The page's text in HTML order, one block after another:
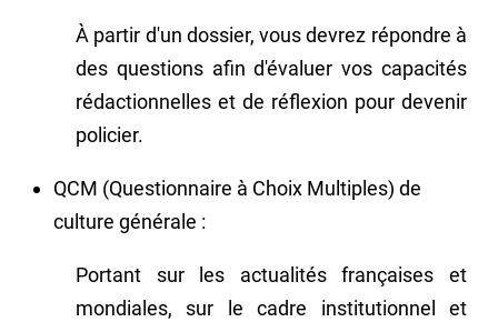
À partir d'un dossier, vous devrez répondre à
des questions afin d'évaluer vos capacités
rédactionnelles et de réflexion pour devenir
policier.
QCM (Questionnaire à Choix Multiples) de
culture générale :
Portant sur les actualités françaises et
mondiales, sur le cadre institutionnel et